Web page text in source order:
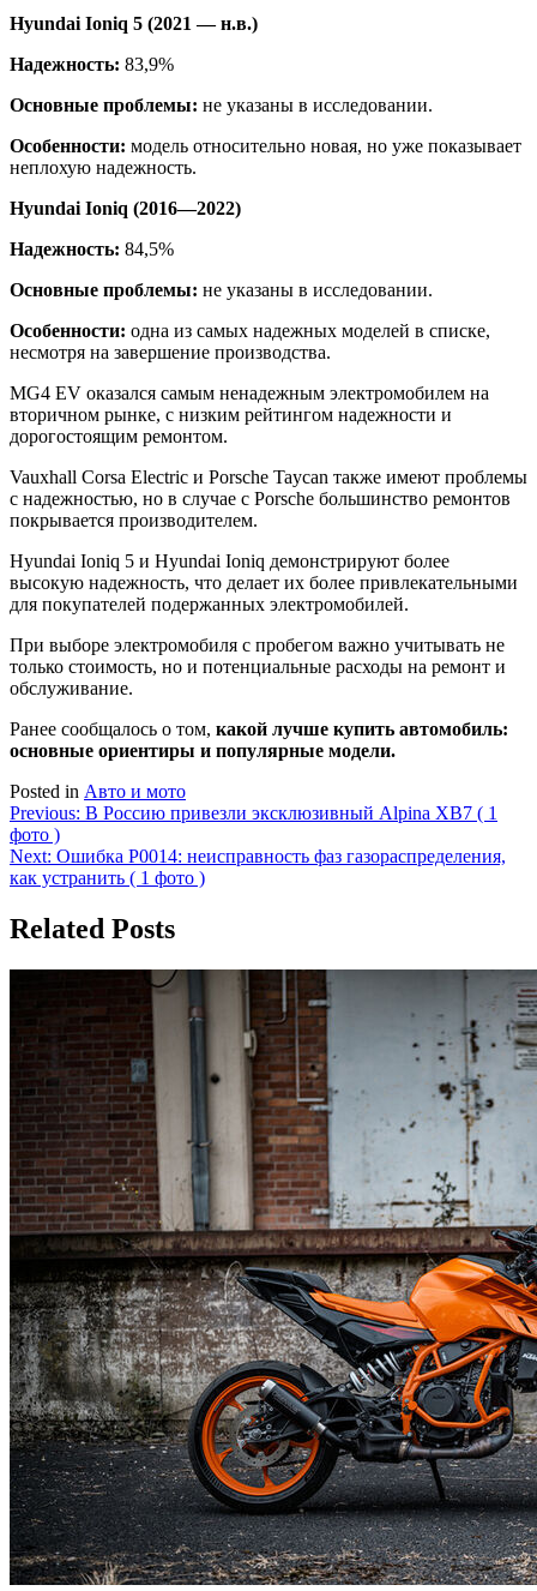
Hyundai Ioniq 5 (2021 — н.в.)
Надежность: 83,9%
Основные проблемы: не указаны в исследовании.
Особенности: модель относительно новая, но уже показывает
неплохую надежность.
Hyundai Ioniq (2016—2022)
Надежность: 84,5%
Основные проблемы: не указаны в исследовании.
Особенности: одна из самых надежных моделей в списке,
несмотря на завершение производства.
MG4 EV оказался самым ненадежным электромобилем на
вторичном рынке, с низким рейтингом надежности и
дорогостоящим ремонтом.
Vauxhall Corsa Electric и Porsche Taycan также имеют проблемы
с надежностью, но в случае с Porsche большинство ремонтов
покрывается производителем.
Hyundai Ioniq 5 и Hyundai Ioniq демонстрируют более
высокую надежность, что делает их более привлекательными
для покупателей подержанных электромобилей.
При выборе электромобиля с пробегом важно учитывать не
только стоимость, но и потенциальные расходы на ремонт и
обслуживание.
Ранее сообщалось о том, какой лучше купить автомобиль:
основные ориентиры и популярные модели.
Posted in Авто и мото
Навигация
по
записям
Previous: В Россию привезли эксклюзивный Alpina XB7 ( 1
фото )
Next: Ошибка P0014: неисправность фаз газораспределения,
как устранить ( 1 фото )
Related Posts